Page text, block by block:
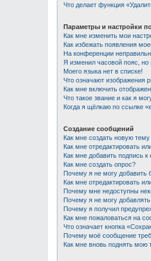
Что делает функция
Параметры и настройки
Как мне изменить мои
Как избежать появления
На конференции
Я изменил часовой пояс,
Моего языка нет в списке!
Что означают изображения
Как мне включить
Что такое звание и как я
Когда я щёлкаю по ссылке
Создание сообщений
Как мне создать новую
Как мне отредактировать
Как мне добавить подпись
Как мне создать опрос?
Почему я не могу добавить
Как мне отредактировать
Почему мне недоступны
Почему я не могу
Почему я получил
Как мне пожаловаться на
Что означает кнопка
Почему моё сообщение
Как мне вновь поднять мою